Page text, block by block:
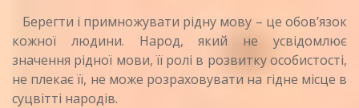
Берегти і примножувати рідну мову – це обов’язок
кожної людини. Народ, який не усвідомлює
значення рідної мови, її ролі в розвитку особистості,
не плекає її, не може розраховувати на гідне місце в
суцвітті народів.